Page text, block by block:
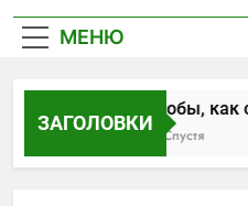
МЕНЮ
ЗАГОЛОВКИ
Способы, как
5 Лет Спустя